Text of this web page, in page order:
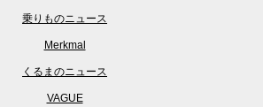
乗りものニュース
Merkmal
くるまのニュース
VAGUE